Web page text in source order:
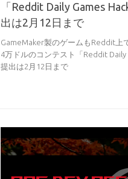
「Reddit Daily Games
出は2月12日まで
GameMaker製のゲームもReddit上
4万ドルのコンテスト「Reddit Daily
提出は2月12日まで